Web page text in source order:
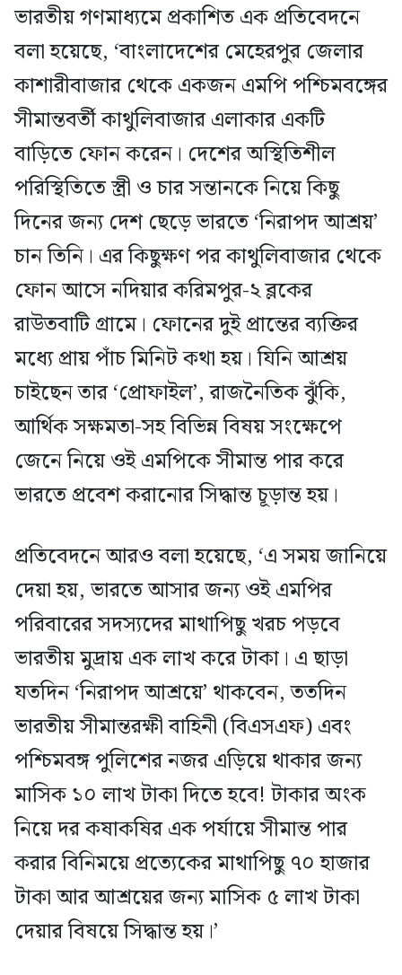
ভারতীয় গণমাধ্যমে প্রকাশিত এক প্রতিবেদনে
বলা হয়েছে, ‘বাংলাদেশের মেহেরপুর জেলার
কাশারীবাজার থেকে একজন এমপি পশ্চিমবঙ্গের
সীমান্তবর্তী কাথুলিবাজার এলাকার একটি
বাড়িতে ফোন করেন। দেশের অস্থিতিশীল
পরিস্থিতিতে স্ত্রী ও চার সন্তানকে নিয়ে কিছু
দিনের জন্য দেশ ছেড়ে ভারতে ‘নিরাপদ আশ্রয়’
চান তিনি। এর কিছুক্ষণ পর কাথুলিবাজার থেকে
ফোন আসে নদিয়ার করিমপুর-২ ব্লকের
রাউতবাটি গ্রামে। ফোনের দুই প্রান্তের ব্যক্তির
মধ্যে প্রায় পাঁচ মিনিট কথা হয়। যিনি আশ্রয়
চাইছেন তার ‘প্রোফাইল’, রাজনৈতিক ঝুঁকি,
আর্থিক সক্ষমতা-সহ বিভিন্ন বিষয় সংক্ষেপে
জেনে নিয়ে ওই এমপিকে সীমান্ত পার করে
ভারতে প্রবেশ করানোর সিদ্ধান্ত চূড়ান্ত হয়।
প্রতিবেদনে আরও বলা হয়েছে, ‘এ সময় জানিয়ে
দেয়া হয়, ভারতে আসার জন্য ওই এমপির
পরিবারের সদস্যদের মাথাপিছু খরচ পড়বে
ভারতীয় মুদ্রায় এক লাখ করে টাকা। এ ছাড়া
যতদিন ‘নিরাপদ আশ্রয়ে’ থাকবেন, ততদিন
ভারতীয় সীমান্তরক্ষী বাহিনী (বিএসএফ) এবং
পশ্চিমবঙ্গ পুলিশের নজর এড়িয়ে থাকার জন্য
মাসিক ১০ লাখ টাকা দিতে হবে! টাকার অংক
নিয়ে দর কষাকষির এক পর্যায়ে সীমান্ত পার
করার বিনিময়ে প্রত্যেকের মাথাপিছু ৭০ হাজার
টাকা আর আশ্রয়ের জন্য মাসিক ৫ লাখ টাকা
দেয়ার বিষয়ে সিদ্ধান্ত হয়।’